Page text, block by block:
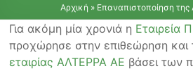
Αρχική » Επαναπιστοποίηση
Για ακόμη μία χρονιά η Εταιρεία
προχώρησε στην επιθεώρηση
εταιρίας ΑΛΤΕΡΡΑ ΑΕ βάσει των